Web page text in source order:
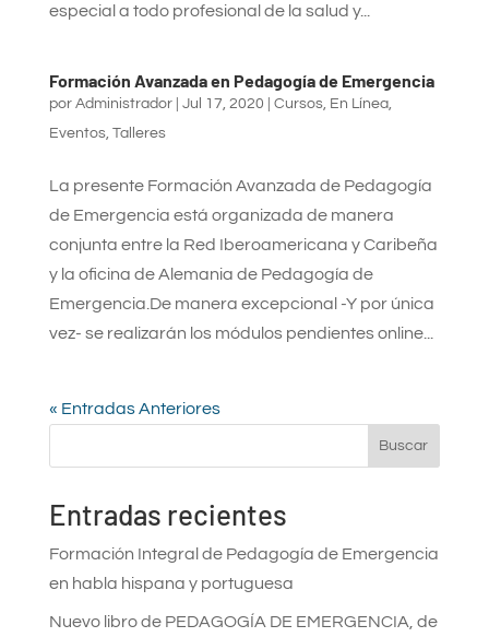
especial a todo profesional de la salud y...
Formación Avanzada en Pedagogía de Emergencia
por Administrador| Jul 17, 2020 Cursos, En Línea,
Eventos, Talleres
La presente Formación Avanzada de Pedagogía
de Emergencia está organizada de manera
conjunta entre la Red Iberoamericana y Caribeña
y la oficina de Alemania de Pedagogía de
Emergencia.De manera excepcional -Y por única
vez- se realizarán los módulos pendientes online...
« Entradas Anteriores
Buscar
Entradas recientes
Formación Integral de Pedagogía de Emergencia
en habla hispana y portuguesa
Nuevo libro de PEDAGOGÍA DE EMERGENCIA, de